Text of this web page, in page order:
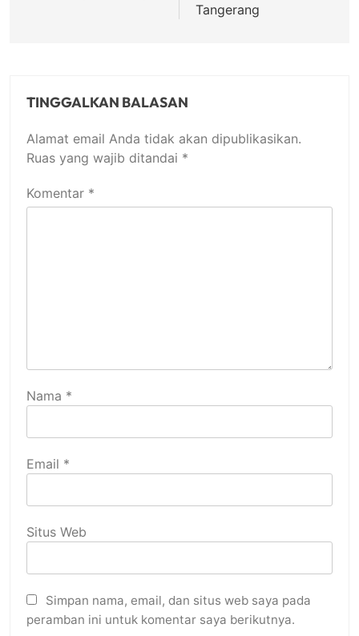
Tangerang
TINGGALKAN BALASAN
Alamat email Anda tidak akan dipublikasikan.
Ruas yang wajib ditandai *
Komentar *
Nama *
Email *
Situs Web
Simpan nama, email, dan situs web saya pada
peramban ini untuk komentar saya berikutnya.